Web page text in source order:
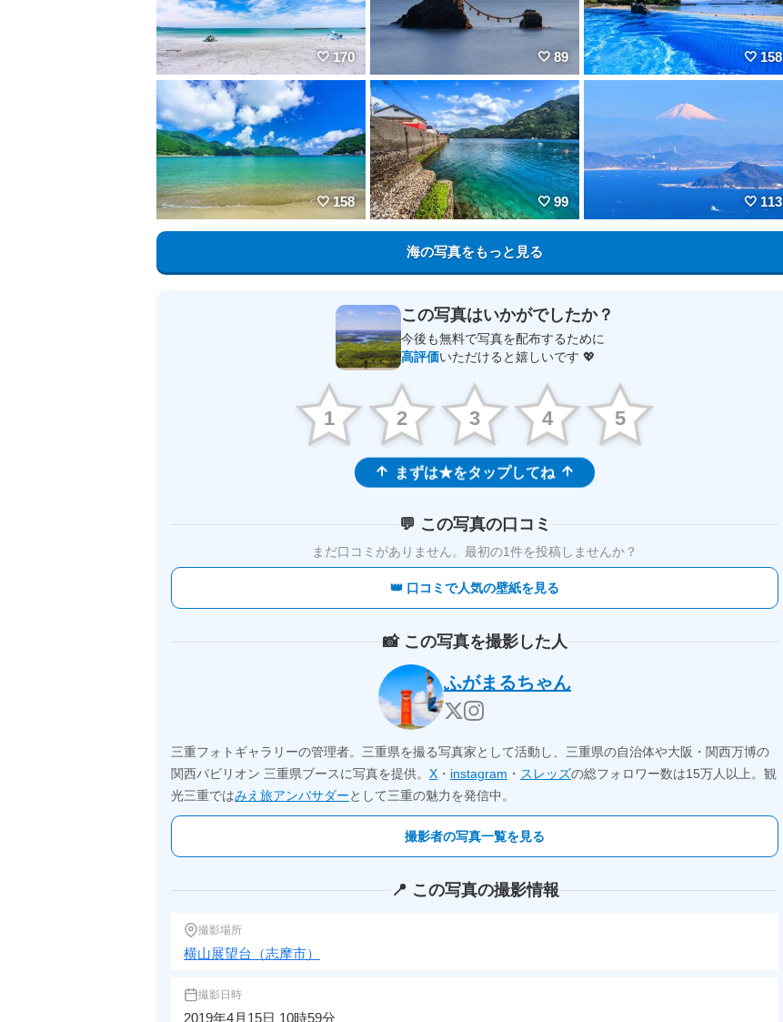
170 89 158
158 99 113
海の写真をもっと見る
この写真はいかがでしたか？
今後も無料で写真を配布するために
高評価いただけると嬉しいです 💖
1 2 3 4 5
まずは★をタップしてね
💬 この写真の口コミ
まだ口コミがありません。 最初の1件を投稿しませんか？
👑 口コミで人気の壁紙を見る
📸 この写真を撮影した人
ふがまるちゃん
三重フォトギャラリーの管理者。三重県を撮る写真家として活動し、三重県の自治体や大阪・関西万博の
関西パビリオン 三重県ブースに写真を提供。 X ・ instagram ・ スレッズの総フォロワー数は15万人以上。観
光三重ではみえ旅アンバサダーとして三重の魅力を発信中。
撮影者の写真一覧を見る
📍 この写真の撮影情報
撮影場所
横山展望台（志摩市）
撮影日時
2019年4月15日 10時59分